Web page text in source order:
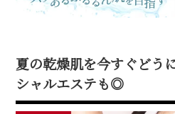
夏の乾燥肌を今すぐどう
シャルエステも◎